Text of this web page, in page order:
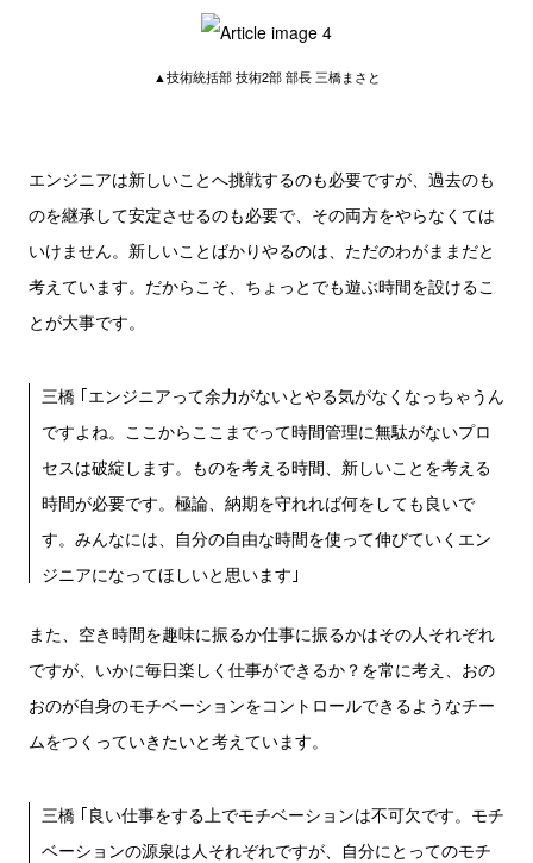
▲技術統括部 技術2部 部長 三橋まさと
エンジニアは新しいことへ挑戦するのも必要ですが、過去のも
のを継承して安定させるのも必要で、その両方をやらなくては
いけません。新しいことばかりやるのは、ただのわがままだと
考えています。だからこそ、ちょっとでも遊ぶ時間を設けるこ
とが大事です。
三橋 ｢エンジニアって余力がないとやる気がなくなっちゃうん
ですよね。ここからここまでって時間管理に無駄がないプロ
セスは破綻します。ものを考える時間、新しいことを考える
時間が必要です。極論、納期を守れれば何をしても良いで
す。みんなには、自分の自由な時間を使って伸びていくエン
ジニアになってほしいと思います｣
また、空き時間を趣味に振るか仕事に振るかはその人それぞれ
ですが、いかに毎日楽しく仕事ができるか？を常に考え、おの
おのが自身のモチベーションをコントロールできるようなチー
ムをつくっていきたいと考えています。
三橋 ｢良い仕事をする上でモチベーションは不可欠です。モチ
ベーションの源泉は人それぞれですが、自分にとってのモチ